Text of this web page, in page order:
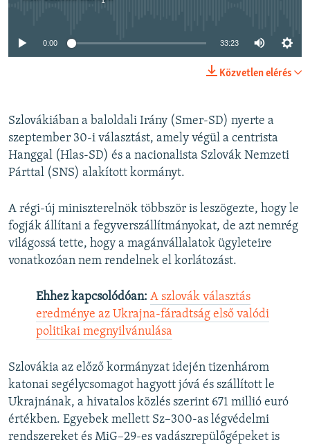
Jelenleg nincs elérhető tartalom
0:00 33:23
Közvetlen elérés
Szlovákiában a baloldali Irány (Smer-SD) nyerte a
szeptember 30-i választást, amely végül a centrista
Hanggal (Hlas-SD) és a nacionalista Szlovák Nemzeti
Párttal (SNS) alakított kormányt.
A régi-új miniszterelnök többször is leszögezte, hogy le
fogják állítani a fegyverszállítmányokat, de azt nemrég
világossá tette, hogy a magánvállalatok ügyleteire
vonatkozóan nem rendelnek el korlátozást.
Ehhez kapcsolódóan: A szlovák választás
eredménye az Ukrajna-fáradtság első valódi
politikai megnyilvánulása
Szlovákia az előző kormányzat idején tizenhárom
katonai segélycsomagot hagyott jóvá és szállított le
Ukrajnának, a hivatalos közlés szerint 671 millió euró
értékben. Egyebek mellett Sz–300-as légvédelmi
rendszereket és MiG–29-es vadászrepülőgépeket is